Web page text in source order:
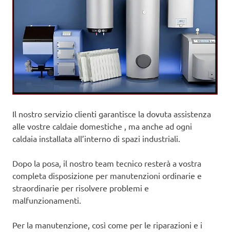
Il nostro servizio clienti garantisce la dovuta assistenza
alle vostre caldaie domestiche , ma anche ad ogni
caldaia installata all’interno di spazi industriali.
Dopo la posa, il nostro team tecnico resterà a vostra
completa disposizione per manutenzioni ordinarie e
straordinarie per risolvere problemi e
malfunzionamenti.
Per la manutenzione, così come per le riparazioni e i